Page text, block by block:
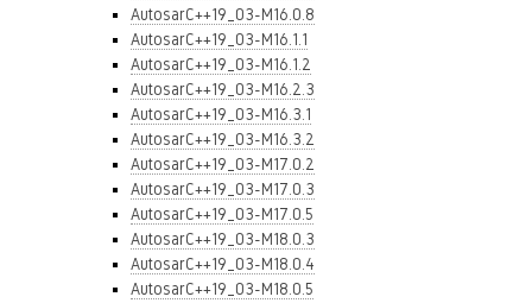
AutosarC++19_03-M16.0.8
AutosarC++19_03-M16.1.1
AutosarC++19_03-M16.1.2
AutosarC++19_03-M16.2.3
AutosarC++19_03-M16.3.1
AutosarC++19_03-M16.3.2
AutosarC++19_03-M17.0.2
AutosarC++19_03-M17.0.3
AutosarC++19_03-M17.0.5
AutosarC++19_03-M18.0.3
AutosarC++19_03-M18.0.4
AutosarC++19_03-M18.0.5